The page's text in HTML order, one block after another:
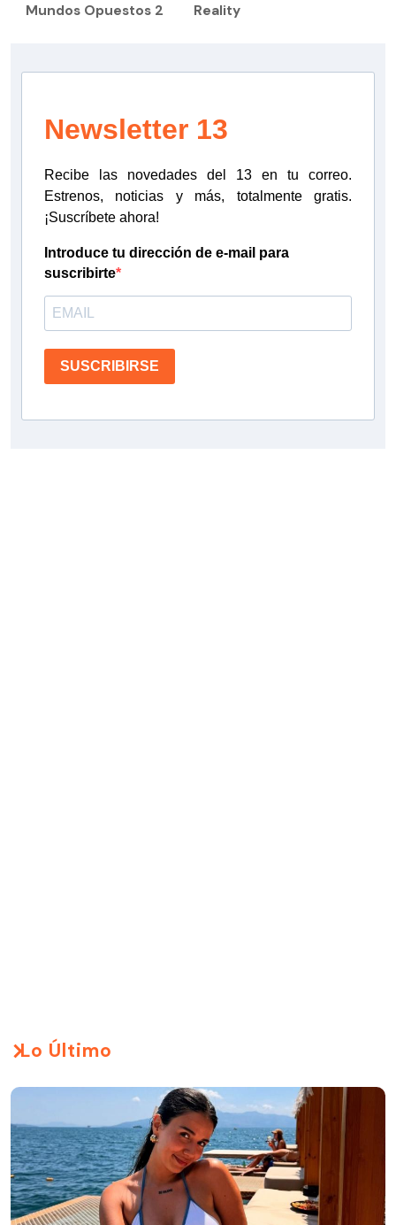
Mundos Opuestos 2 Reality
Newsletter 13
Recibe las novedades del 13 en tu correo.
Estrenos, noticias y más, totalmente gratis.
¡Suscríbete ahora!
Introduce tu dirección de e-mail para
suscribirte
SUSCRIBIRSE
Lo Último